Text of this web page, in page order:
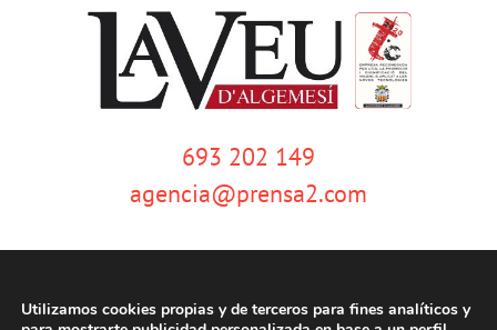
693 202 149
agencia@prensa2.com
Utilizamos cookies propias y de terceros para fines analíticos y